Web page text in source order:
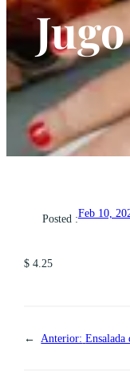
Jugo
Posted :Feb 10,
$ 4.25
← Anterior: Ensalada